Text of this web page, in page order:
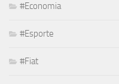
#Economia
#Esporte
#Fiat